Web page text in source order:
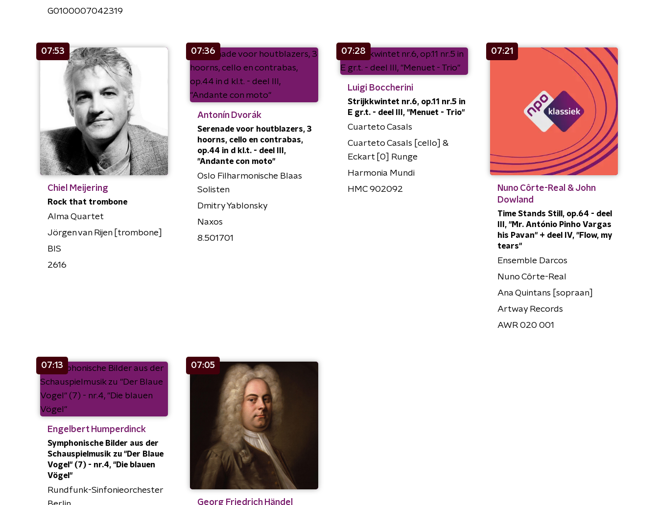
G0100007042319
07:53
Chiel Meijering
Rock that trombone
Alma Quartet
Jörgen van Rijen [trombone]
BIS
2616
07:36
Antonín Dvorák
Serenade voor houtblazers, 3
hoorns, cello en contrabas,
op.44 in d kl.t. - deel III,
"Andante con moto"
Oslo Filharmonische Blaas
Solisten
Dmitry Yablonsky
Naxos
8.501701
07:28
Luigi Boccherini
Strijkkwintet nr.6, op.11 nr.5 in
E gr.t. - deel III, "Menuet - Trio"
Cuarteto Casals
Cuarteto Casals [cello] &
Eckart [0] Runge
Harmonia Mundi
HMC 902092
07:21
Nuno Côrte-Real & John
Dowland
Time Stands Still, op.64 - deel
III, "Mr. António Pinho Vargas
his Pavan" + deel IV, "Flow, my
tears"
Ensemble Darcos
Nuno Côrte-Real
Ana Quintans [sopraan]
Artway Records
AWR 020 001
07:13
Engelbert Humperdinck
Symphonische Bilder aus der
Schauspielmusik zu "Der Blaue
Vogel" (7) - nr.4, "Die blauen
Vögel"
Rundfunk-Sinfonieorchester
07:05
Georg Friedrich Händel